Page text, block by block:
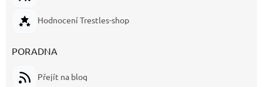
Hodnocení Trestles-shop
PORADNA
Přejít na blog